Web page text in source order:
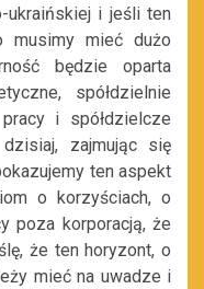
ukraińskiej i jeśli ten
mieć dużo
będzie oparta
spółdzielnie
i spółdzielcze
zajmując się
ten aspekt
o korzyściach, o
poza korporacją, że
że ten horyzont, o
mieć na uwadze i